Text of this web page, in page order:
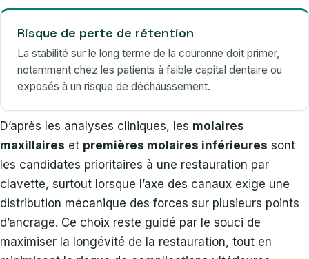
Risque de perte de rétention
La stabilité sur le long terme de la couronne doit primer,
notamment chez les patients à faible capital dentaire ou
exposés à un risque de déchaussement.
D’après les analyses cliniques, les molaires
maxillaires et premières molaires inférieures sont
les candidates prioritaires à une restauration par
clavette, surtout lorsque l’axe des canaux exige une
distribution mécanique des forces sur plusieurs points
d’ancrage. Ce choix reste guidé par le souci de
maximiser la longévité de la restauration, tout en